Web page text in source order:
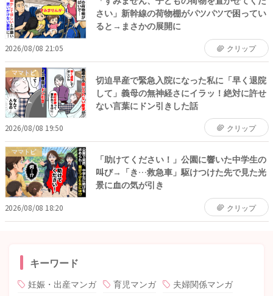
さい」新幹線の荷物棚がパツパツで困ってい
ると→まさかの展開に
2026/08/08 21:05 クリップ
ママトピ
切迫早産で緊急入院になった私に「早く退院
して」義母の無神経さにイラッ！絶対に許せ
ない言葉にドン引きした話
2026/08/08 19:50 クリップ
ママトピ
「助けてください！」公園に響いた中学生の
叫び→「き…救急車」駆けつけた先で見た光
景に血の気が引き
2026/08/08 18:20 クリップ
キーワード
妊娠・出産マンガ 育児マンガ
夫婦関係マンガ